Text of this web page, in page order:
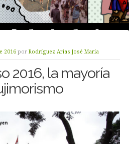
2016 por Rodríguez Arias José María
2016, la mayoría